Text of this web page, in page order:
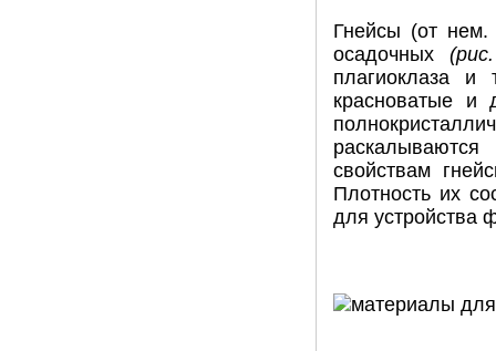
Гнейсы (от нем.
осадочных
плагиоклаза и
красноватые и
свойствам
Плотность их
для устройства